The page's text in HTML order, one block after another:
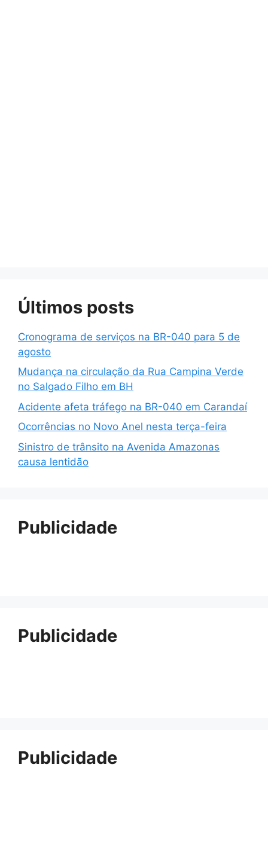
Últimos posts
Cronograma de serviços na BR-040 para 5 de
agosto
Mudança na circulação da Rua Campina Verde
no Salgado Filho em BH
Acidente afeta tráfego na BR-040 em Carandaí
Ocorrências no Novo Anel nesta terça-feira
Sinistro de trânsito na Avenida Amazonas
causa lentidão
Publicidade
Publicidade
Publicidade